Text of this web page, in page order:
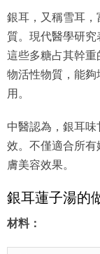
銀耳，又稱雪耳
質。現代醫學研究
這些多糖占其幹
物活性物質，能
用。
中醫認為，銀耳
效。不僅適合所
膚美容效果。
銀耳蓮子湯的
材料：